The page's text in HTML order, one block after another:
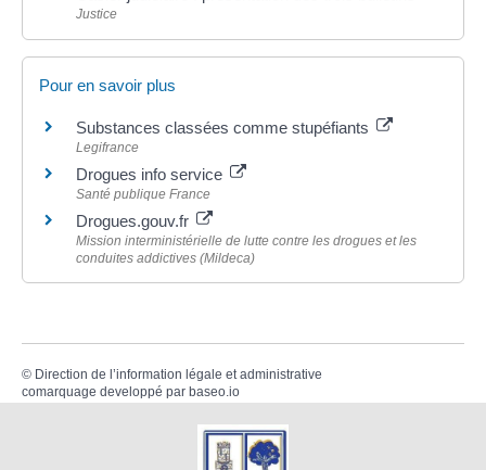
Justice
Pour en savoir plus
Substances classées comme stupéfiants
Legifrance
Drogues info service
Santé publique France
Drogues.gouv.fr
Mission interministérielle de lutte contre les drogues et les
conduites addictives (Mildeca)
© Direction de l’information légale et administrative
comarquage developpé par baseo.io